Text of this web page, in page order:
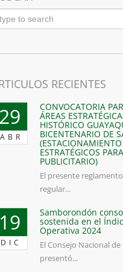
RECIENTES
ABR
CONVOCATORIA
ÁREAS
HISTÓRICO
BICENTENARIO DE
ESTRATÉGICOS
PUBLICITARIO)
El presente
regular...
DIC
Samborondón
sostenida en el
Operativa 2024
El Consejo Nacional
presentó...